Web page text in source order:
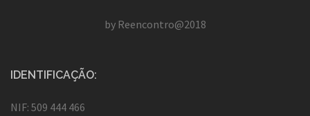
by Reencontro@2018
IDENTIFICAÇÃO:
NIF: 509 444 466